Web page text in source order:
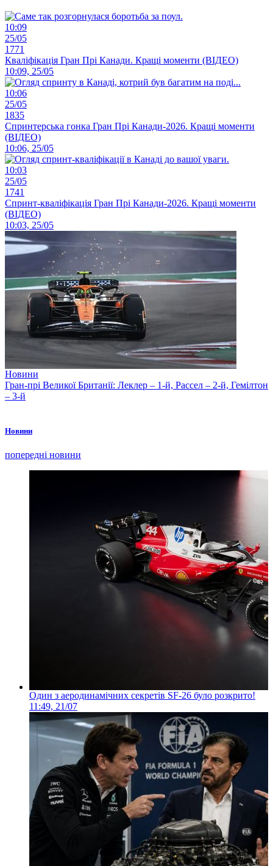
10:09
25/05
1771
Кваліфікація Гран Прі Канади. Кращі моменти (ВІДЕО)
10:09, 25/05
10:06
25/05
1835
Спринтерська гонка Гран Прі Канади-2026. Кращі моменти
(ВІДЕО)
10:06, 25/05
10:03
25/05
1741
Спринт-кваліфікація Гран Прі Канади-2026. Кращі моменти
(ВІДЕО)
10:03, 25/05
Новини
Гран-прі Великої Британії: Леклер – 1-й, Рассел – 2-й, Гемілтон
– 3-й
Новини
попередні новини
Один з аеродинамічних секретів SF-26 було розкрито!
11:49, 21/07